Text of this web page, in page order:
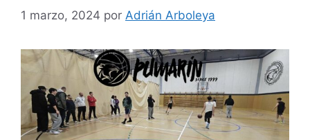
1 marzo, 2024 por Adrián Arboleya